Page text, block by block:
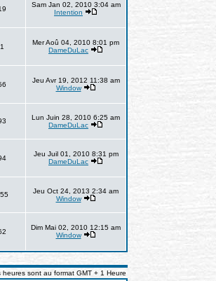
Sam Jan 02, 2010 3:04 am
Intention
Mer Aoû 04, 2010 8:01 pm
DameDuLac
Jeu Avr 19, 2012 11:38 am
Window
Lun Juin 28, 2010 6:25 am
DameDuLac
Jeu Juil 01, 2010 8:31 pm
DameDuLac
Jeu Oct 24, 2013 2:34 am
Window
Dim Mai 02, 2010 12:15 am
Window
heures sont au format GMT + 1 Heure